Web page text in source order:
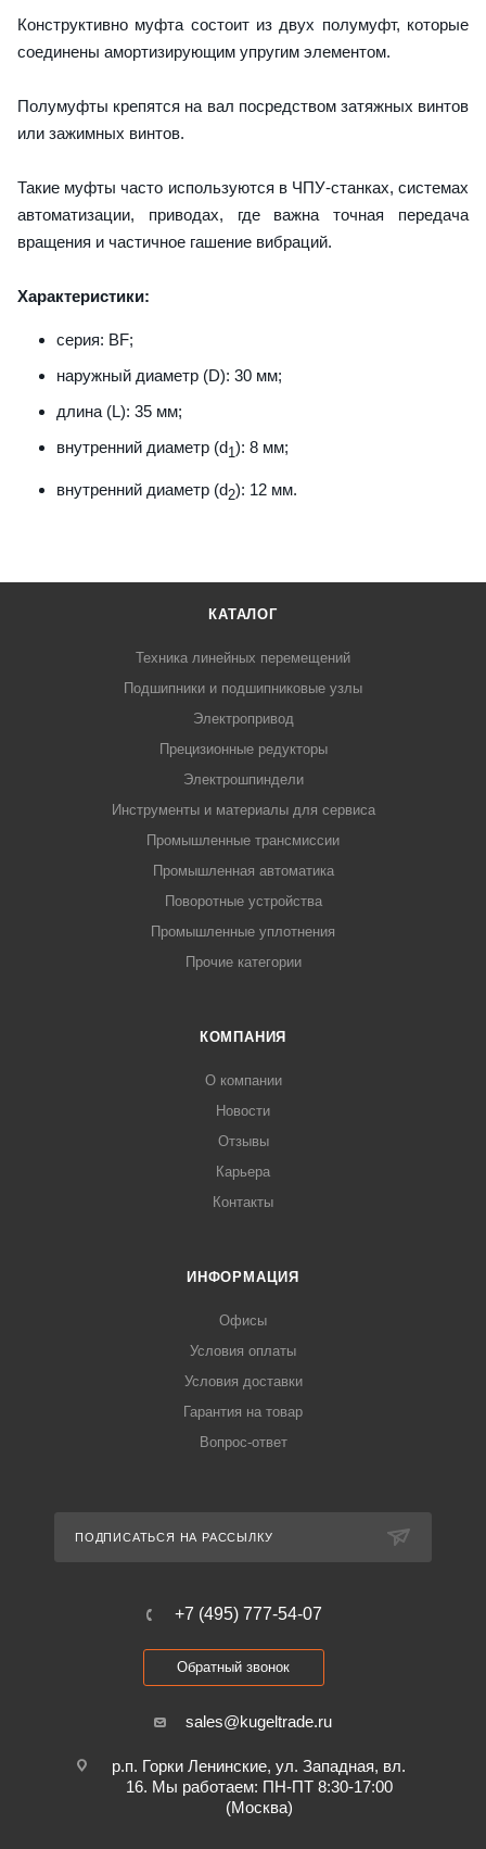
Конструктивно муфта состоит из двух полумуфт, которые
соединены амортизирующим упругим элементом.
Полумуфты крепятся на вал посредством затяжных винтов
или зажимных винтов.
Такие муфты часто используются в ЧПУ-станках, системах
автоматизации, приводах, где важна точная передача
вращения и частичное гашение вибраций.
Характеристики:
серия: BF;
наружный диаметр (D): 30 мм;
длина (L): 35 мм;
внутренний диаметр (d1): 8 мм;
внутренний диаметр (d2): 12 мм.
КАТАЛОГ
Техника линейных перемещений
Подшипники и подшипниковые узлы
Электропривод
Прецизионные редукторы
Электрошпиндели
Инструменты и материалы для сервиса
Промышленные трансмиссии
Промышленная автоматика
Поворотные устройства
Промышленные уплотнения
Прочие категории
КОМПАНИЯ
О компании
Новости
Отзывы
Карьера
Контакты
ИНФОРМАЦИЯ
Офисы
Условия оплаты
Условия доставки
Гарантия на товар
Вопрос-ответ
ПОДПИСАТЬСЯ НА РАССЫЛКУ
+7 (495) 777-54-07
Обратный звонок
sales@kugeltrade.ru
р.п. Горки Ленинские, ул. Западная, вл.
16. Мы работаем: ПН-ПТ 8:30-17:00
(Москва)